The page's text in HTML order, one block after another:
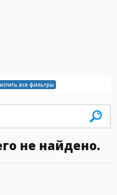
все фильтры
не найдено.